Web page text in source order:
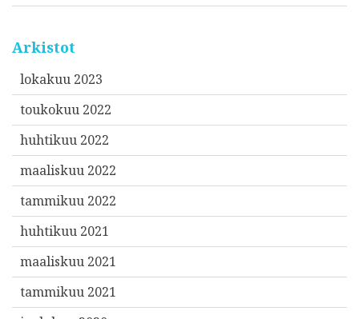
Arkistot
lokakuu 2023
toukokuu 2022
huhtikuu 2022
maaliskuu 2022
tammikuu 2022
huhtikuu 2021
maaliskuu 2021
tammikuu 2021